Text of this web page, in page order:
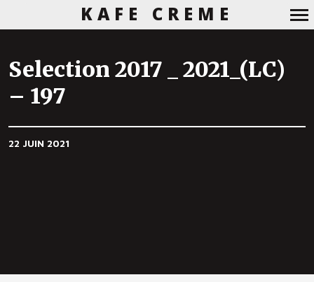
principale
KAFE CREME
Selection 2017 _ 2021_(LC)
– 197
22 JUIN 2021